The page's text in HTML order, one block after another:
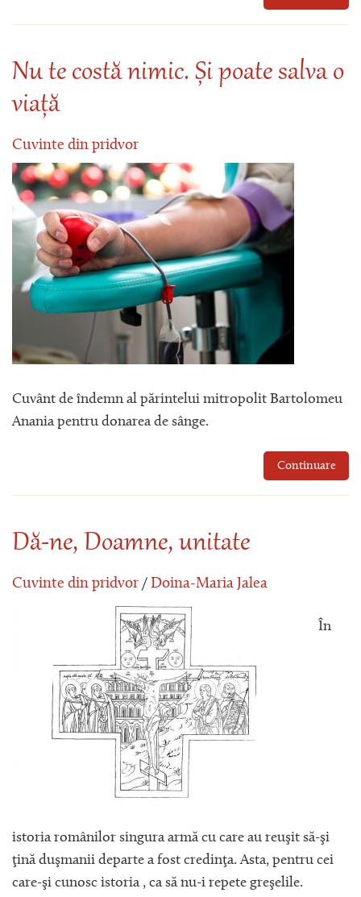
Nu te costă nimic. Și poate salva o
viață
Cuvinte din pridvor
Cuvânt de îndemn al părintelui mitropolit Bartolomeu
Anania pentru donarea de sânge.
Continuare
Dă-ne, Doamne, unitate
Cuvinte din pridvor / Doina-Maria Jalea
În
istoria românilor singura armă cu care au reuşit să-şi
ţină duşmanii departe a fost credinţa. Asta, pentru cei
care-şi cunosc istoria , ca să nu-i repete greşelile.